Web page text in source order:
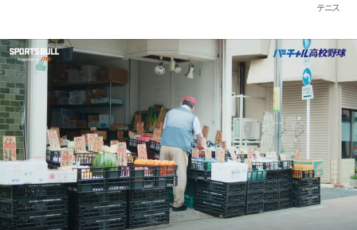
テニス